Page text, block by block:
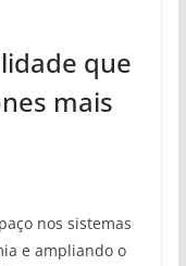
que
mais
nos sistemas
e ampliando o